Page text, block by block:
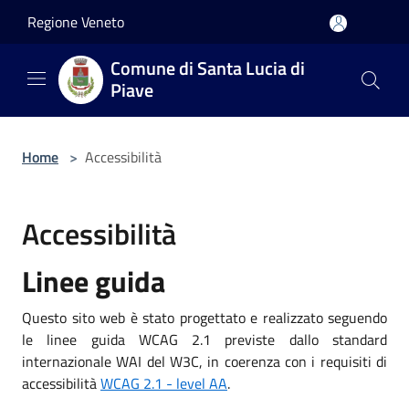
Regione Veneto
Comune di Santa Lucia di
Piave
Home > Accessibilità
Accessibilità
Linee guida
Questo sito web è stato progettato e realizzato seguendo
le linee guida WCAG 2.1 previste dallo standard
internazionale WAI del W3C, in coerenza con i requisiti di
accessibilitàWCAG 2.1 - level AA.